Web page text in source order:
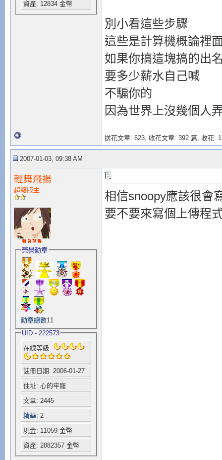
資產: 12834 金幣
別小看這些步驟
這些是計算機概論裡
如果你搞這塊搞的出
要多少薪水自己喊
不騙你的
因為世界上沒幾個人
送花文章: 623, 收花文章: 392 篇, 收花:
2007-01-03, 09:38 AM
輕舞飛揚
超級版主
榮譽勳章
勳章總數11
UID - 222573
在線等級:
註冊日期: 2006-01-27
住址: 心的牢寵
文章: 2445
精華: 2
現金: 11059 金幣
資產: 2882357 金幣
相信snoopy應該很會
要不要來寫個上傳程